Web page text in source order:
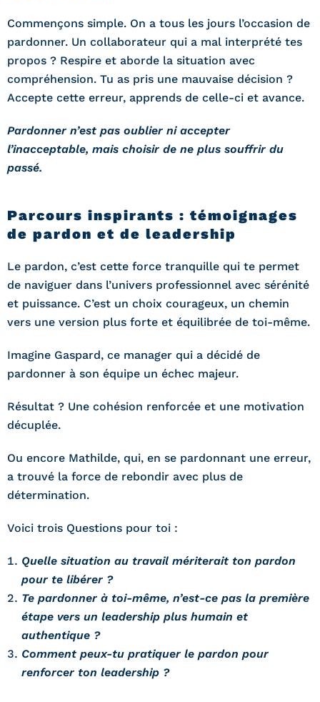
Commençons simple. On a tous les jours l’occasion de
pardonner. Un collaborateur qui a mal interprété tes
propos ? Respire et aborde la situation avec
compréhension. Tu as pris une mauvaise décision ?
Accepte cette erreur, apprends de celle-ci et avance.
Pardonner n’est pas oublier ni accepter
l’inacceptable, mais choisir de ne plus souffrir du
passé.
Parcours inspirants : témoignages
de pardon et de leadership
Le pardon, c’est cette force tranquille qui te permet
de naviguer dans l’univers professionnel avec sérénité
et puissance. C’est un choix courageux, un chemin
vers une version plus forte et équilibrée de toi-même.
Imagine Gaspard, ce manager qui a décidé de
pardonner à son équipe un échec majeur.
Résultat ? Une cohésion renforcée et une motivation
décuplée.
Ou encore Mathilde, qui, en se pardonnant une erreur,
a trouvé la force de rebondir avec plus de
détermination.
Voici trois Questions pour toi :
Quelle situation au travail mériterait ton pardon
pour te libérer ?
Te pardonner à toi-même, n’est-ce pas la première
étape vers un leadership plus humain et
authentique ?
Comment peux-tu pratiquer le pardon pour
renforcer ton leadership ?